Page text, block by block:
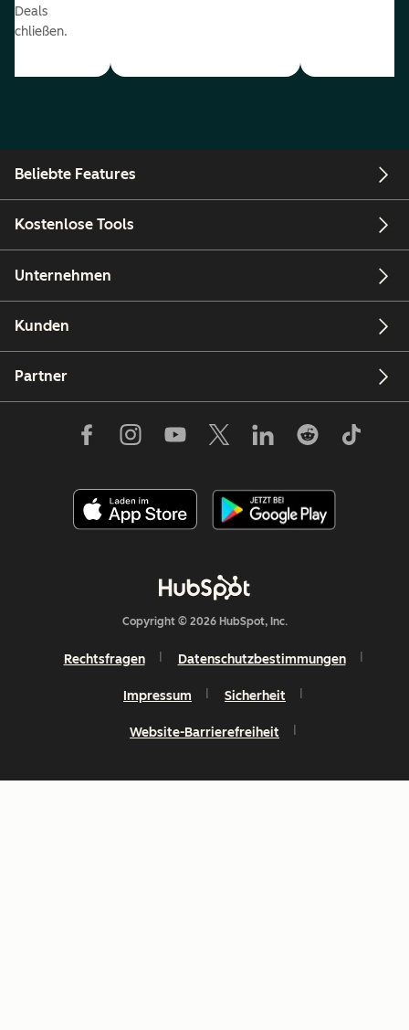
Deals
Beliebte Features
Kostenlose Tools
Unternehmen
Kunden
Partner
Copyright © 2026 HubSpot, Inc.
Rechtsfragen Datenschutzbestimmungen
Impressum Sicherheit
Website-Barrierefreiheit